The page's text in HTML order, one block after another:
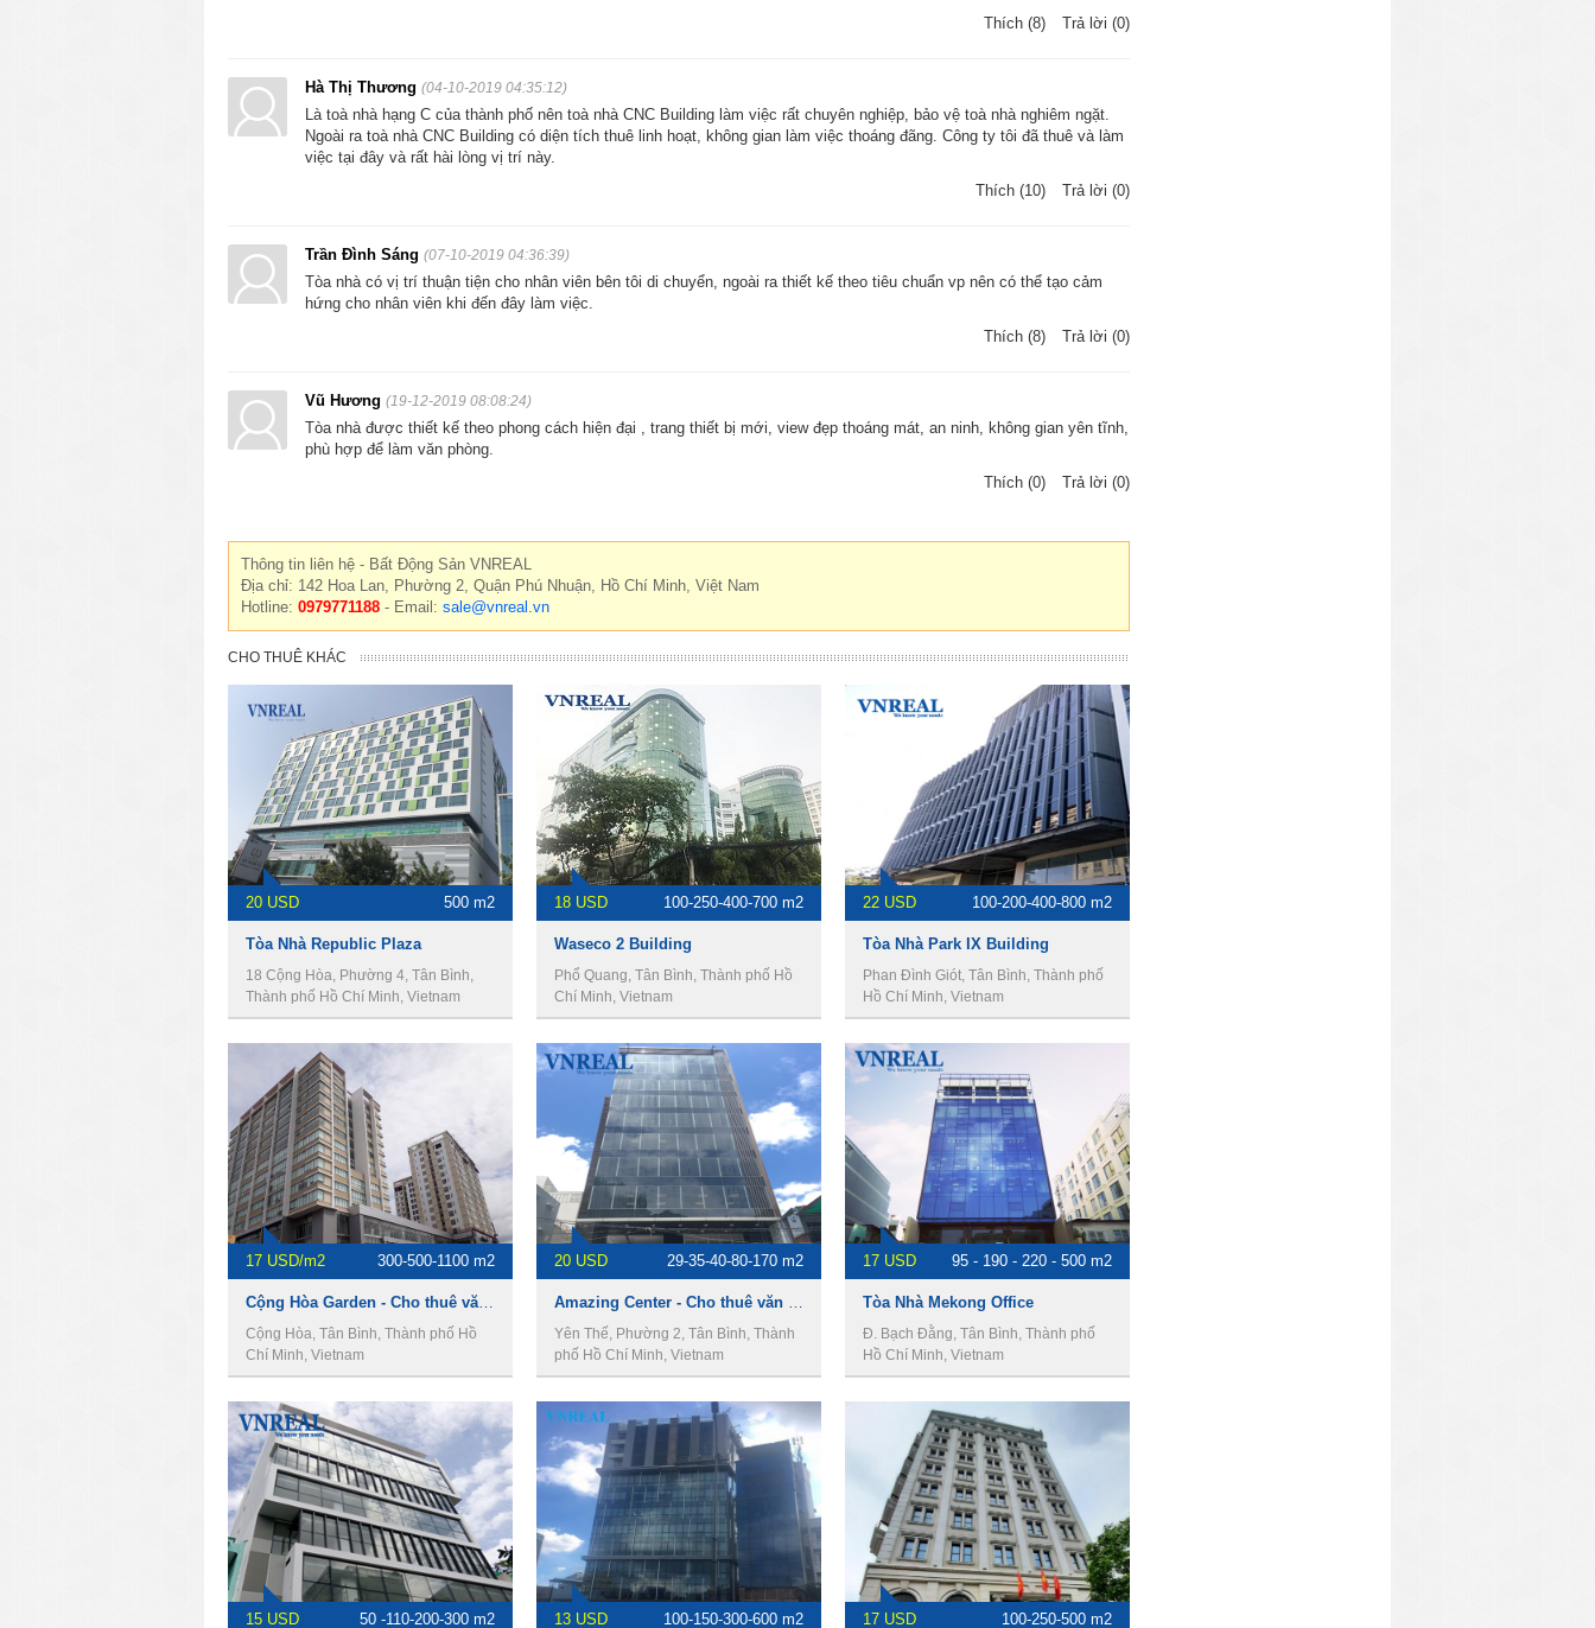
Thích (8)
Trả lời (0)
Hà Thị Thương (04-10-2019 04:35:12)
Là toà nhà hạng C của thành phố nên toà nhà CNC Building làm việc rất chuyên nghiệp, bảo vệ toà nhà nghiêm ngặt.
Ngoài ra toà nhà CNC Building có diện tích thuê linh hoạt, không gian làm việc thoáng đãng. Công ty tôi đã thuê và làm
việc tại đây và rất hài lòng vị trí này.
Thích (10)
Trả lời (0)
Trần Đình Sáng (07-10-2019 04:36:39)
Tòa nhà có vị trí thuận tiện cho nhân viên bên tôi di chuyển, ngoài ra thiết kế theo tiêu chuẩn vp nên có thể tạo cảm
hứng cho nhân viên khi đến đây làm việc.
Thích (8)
Trả lời (0)
Vũ Hương (19-12-2019 08:08:24)
Tòa nhà được thiết kế theo phong cách hiện đại , trang thiết bị mới, view đẹp thoáng mát, an ninh, không gian yên tĩnh,
phù hợp để làm văn phòng.
Thích (0)
Trả lời (0)
Thông tin liên hệ - Bất Động Sản VNREAL
Địa chỉ: 142 Hoa Lan, Phường 2, Quận Phú Nhuận, Hồ Chí Minh, Việt Nam
Hotline: 0979771188 - Email: sale@vnreal.vn
CHO THUÊ KHÁC
20 USD 500 m2
Tòa Nhà Republic Plaza
18 Cộng Hòa, Phường 4, Tân Bình,
Thành phố Hồ Chí Minh, Vietnam
18 USD 100-250-400-700 m2
Waseco 2 Building
Phổ Quang, Tân Bình, Thành phố Hồ
Chí Minh, Vietnam
22 USD 100-200-400-800 m2
Tòa Nhà Park IX Building
Phan Đình Giót, Tân Bình, Thành phố
Hồ Chí Minh, Vietnam
17 USD/m2 300-500-1100 m2
Cộng Hòa, Tân Bình, Thành phố Hồ
Chí Minh, Vietnam
20 USD 29-35-40-80-170 m2
Yên Thế, Phường 2, Tân Bình, Thành
phố Hồ Chí Minh, Vietnam
17 USD 95 - 190 - 220 - 500 m2
Tòa Nhà Mekong Office
Đ. Bạch Đằng, Tân Bình, Thành phố
Hồ Chí Minh, Vietnam
15 USD 50 -110-200-300 m2 13 USD 100-150-300-600 m2 17 USD 100-250-500 m2